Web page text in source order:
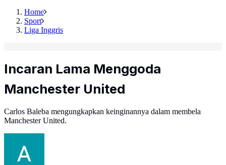
Home
Sport
Liga Inggris
Incaran Lama Menggoda
Manchester United
Carlos Baleba mengungkapkan keinginannya dalam membela
Manchester United.